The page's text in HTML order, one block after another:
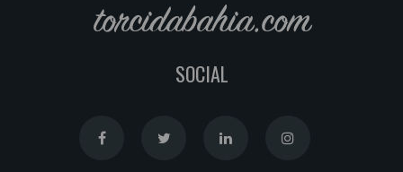
torcidabahia.com
SOCIAL